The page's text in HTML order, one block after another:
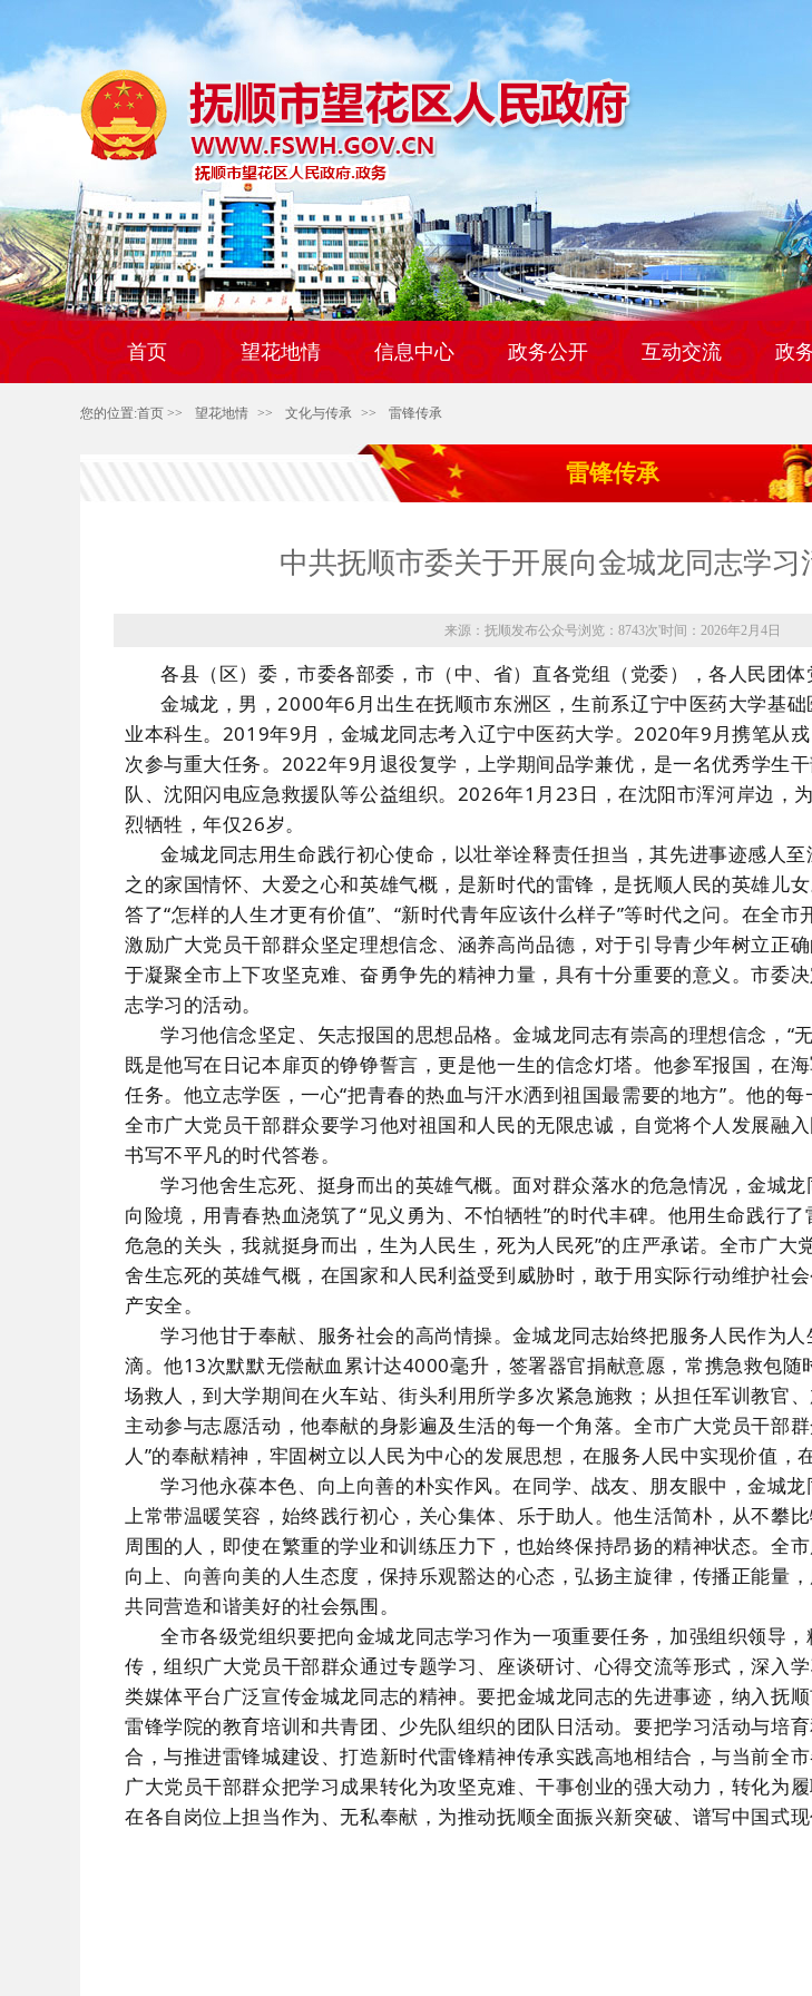
首页 望花地情 信息中心 政务公开 互动交流 政
您的位置:首页 >> 望花地情 >> 文化与传承 >> 雷锋传承
雷锋传承
中共抚顺市委关于开展向金城龙同志学习
来源：抚顺发布公众号浏览：8743次'时间：2026年2月4日
各县（区）委 ，市委各部委，市（中、省）直各党组（党委），各人民团体
金城龙，男，2000年6月出生在抚顺市东洲区，生前系辽宁中医药大学基础
业本科生。2019年9月， 金城龙同志考入辽宁中医药大学。2020年9月携笔从
次参与重大任务。 2022年9月退役复学 ，上学期间品学兼优 ，是一名优秀学生干
队、沈阳闪电应急救援队等公益组织。 2026年1月23日，在沈阳市浑河岸边，
烈牺牲，年仅26岁。
金城龙同志用生命践行初心使命，以壮举诠释责任担当，其先进事迹感人
之的家国情怀、大爱之心和英雄气概，是新时代的雷锋 ，是抚顺人民的英雄儿
答了“怎样的人生才更有价值”、“新时代青年应该什么样子”等时代之问。 在全市
激励广大党员干部群众坚定理想信念、涵养高尚品德，对于引导青少年树立正
于凝聚全市上下攻坚克难、奋勇争先的精神力量，具有十分重要的意义。市委
志学习的活动。
学习他信念坚定、矢志报国的思想品格。金城龙同志有崇高的理想信念 ， “
既是他写在日记本扉页的铮铮誓言，更是他一生的信念灯塔。 他参军报国，在
任务。他立志学医 ，一心“把青春的热血与汗水洒到祖国最需要的地方”。他的每
全市广大党员干部群众要学习他对祖国和人民的无限忠诚， 自觉将个人发展融
书写不平凡的时代答卷。
学习他舍生忘死、挺身而出的英雄气概。面对群众落水的危急情况，金城
向险境， 用青春热血浇筑了“见义勇为、不怕牺牲”的时代丰碑。 他用生命践行了
危急的关头，我就挺身而出，生为人民生，死为人民死”的庄严承诺。全市广大
舍生忘死的英雄气概，在国家和人民利益受到威胁时，敢于用实际行动维护社会
产安全。
学习他甘于奉献、服务社会的高尚情操。金城龙同志始终把服务人民作为
滴。他13次默默无偿献血累计达4000毫升，签署器官捐献意愿， 常携急救包随
场救人，到大学期间在火车站、街头利用所学多次紧急施救；从担任军训教官
主动参与志愿活动，他奉献的身影遍及生活的每一个角落。全市广大党员干部
人”的奉献精神，牢固树立以人民为中心的发展思想，在服务 人民中实现价值，
学习他永葆本色、向上向善的朴实作风。在同学、战友、朋友眼中，金城龙
上常带温暖笑容， 始终践行初心，关心集体、乐于助人。他生活简朴，从不攀
周围的人，即使在繁重的学业和训练压力下， 也始终保持昂扬的精神状态。全
向上、向善向美的人生态度，保持乐观豁达的心态，弘扬主旋律，传播正能量
共同营造和谐美好的社会氛围。
全市各级党组织要把向金城龙同志学习作为一项重要任务，加强组织领导
传，组织广大党员干部群众通过专题学习、座谈研讨、心得交流等形式，深入
类媒体平台广泛宣传金城龙同志的精神。要把金城龙同志的先进事迹，纳入抚
雷锋学院的教育培训和共青团、少先队组织的团队日活动。要把学习活动与培
合，与推进雷锋城建设、打造新时代雷锋精神传承实践高地相结合，与当前全
广大党员干部群众把学习成果转化为攻坚克难、干事创业的强大动力，转化为
在各自岗位上担当作为、无私奉献，为推动抚顺全面振兴新突破、谱写中国式现